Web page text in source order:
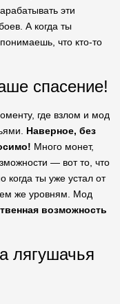
эти
А когда ты
что кто-то
спасение!
где взлом и мод
Наверное, без
Много монет,
— вот то, что
когда ты уже устал от
же уровням. Мод
возможность
лягушачья